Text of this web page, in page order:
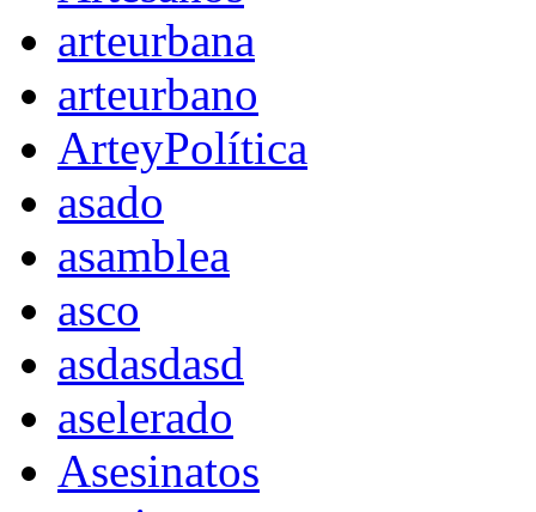
arteurbana
arteurbano
ArteyPolítica
asado
asamblea
asco
asdasdasd
aselerado
Asesinatos